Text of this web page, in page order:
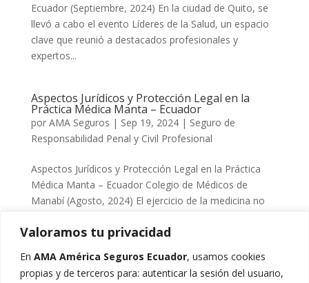
Valoramos tu privacidad
En AMA América Seguros Ecuador, usamos cookies
propias y de terceros para: autenticar la sesión del usuario,
Ecuador (Septiembre, 2024) En la ciudad de Quito, se
llevó a cabo el evento Líderes de la Salud, un espacio
clave que reunió a destacados profesionales y
expertos...
Aspectos Jurídicos y Protección Legal en la
Práctica Médica Manta – Ecuador
por AMA Seguros | Sep 19, 2024| Seguro de
Responsabilidad Penal y Civil Profesional
Aspectos Jurídicos y Protección Legal en la Práctica
Médica Manta – Ecuador Colegio de Médicos de
Manabí (Agosto, 2024) El ejercicio de la medicina no
un adecuado entendimiento de los marcos jurídicos